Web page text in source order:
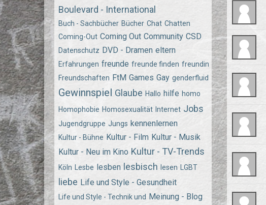
Boulevard - International
Buch - Sachbücher Bücher Chat Chatten
Coming-Out Coming Out Community CSD
Datenschutz DVD - Dramen eltern
Erfahrungen freunde freunde finden freundin
Freundschaften FtM Games Gay genderfluid
Gewinnspiel Glaube Hallo hilfe homo
Homophobie Homosexualität Internet Jobs
Jugendgruppe Jungs kennenlernen
Kultur - Bühne Kultur - Film Kultur - Musik
Kultur - Neu im Kino Kultur - TV-Trends
Köln Lesbe lesben lesbisch lesen LGBT
liebe Life und Style - Gesundheit
Life und Style - Technik und Meinung - Blog